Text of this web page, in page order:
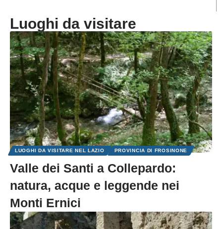
Luoghi da visitare
LUOGHI DA VISITARE NEL LAZIO PROVINCIA DI FROSINONE
Valle dei Santi a Collepardo:
natura, acque e leggende nei
Monti Ernici